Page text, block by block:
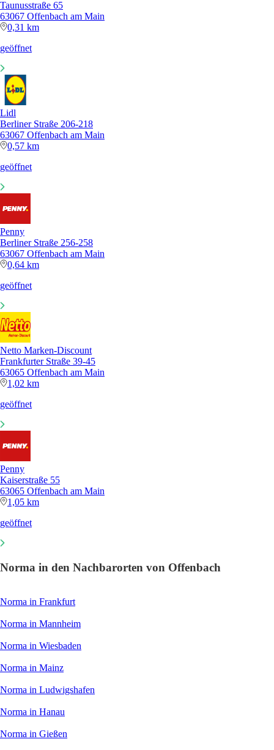
Taunusstraße 65
63067 Offenbach am Main
0,31 km
geöffnet
Lidl
Berliner Straße 206-218
63067 Offenbach am Main
0,57 km
geöffnet
Penny
Berliner Straße 256-258
63067 Offenbach am Main
0,64 km
geöffnet
Netto Marken-Discount
Frankfurter Straße 39-45
63065 Offenbach am Main
1,02 km
geöffnet
Penny
Kaiserstraße 55
63065 Offenbach am Main
1,05 km
geöffnet
Norma in den Nachbarorten von Offenbach
Norma in Frankfurt
Norma in Mannheim
Norma in Wiesbaden
Norma in Mainz
Norma in Ludwigshafen
Norma in Hanau
Norma in Gießen